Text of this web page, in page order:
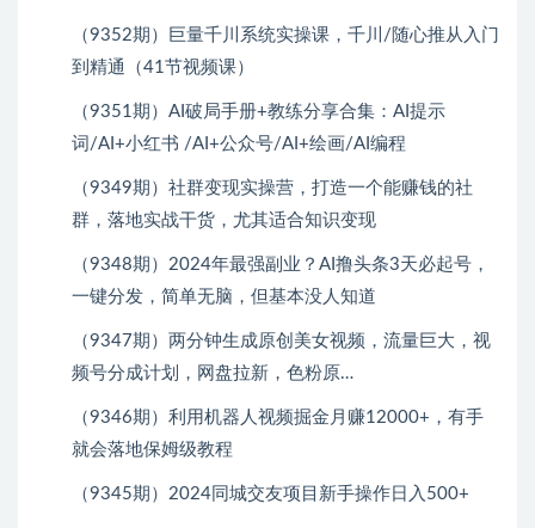
（9352期）巨量千川系统实操课，千川/随心推从入门
到精通（41节视频课）
（9351期）AI破局手册+教练分享合集：AI提示
词/AI+小红书 /AI+公众号/AI+绘画/AI编程
（9349期）社群变现实操营，打造一个能赚钱的社
群，落地实战干货，尤其适合知识变现
（9348期）2024年最强副业？AI撸头条3天必起号，
一键分发，简单无脑，但基本没人知道
（9347期）两分钟生成原创美女视频，流量巨大，视
频号分成计划，网盘拉新，色粉原…
（9346期）利用机器人视频掘金月赚12000+，有手
就会落地保姆级教程
（9345期）2024同城交友项目新手操作日入500+